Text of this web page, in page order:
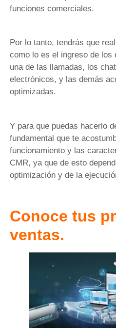
funciones comerciales.
Por lo tanto, tendrás que
como lo es el ingreso de los
una de las llamadas, los
electrónicos, y las demás
optimizadas.
Y para que puedas hacerlo
fundamental que te
funcionamiento y las
CMR, ya que de esto
optimización y de la
Conoce tus
ventas.